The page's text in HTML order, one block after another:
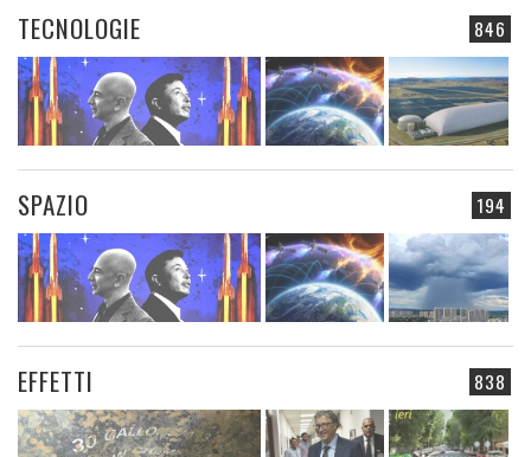
846
TECNOLOGIE
194
SPAZIO
838
EFFETTI